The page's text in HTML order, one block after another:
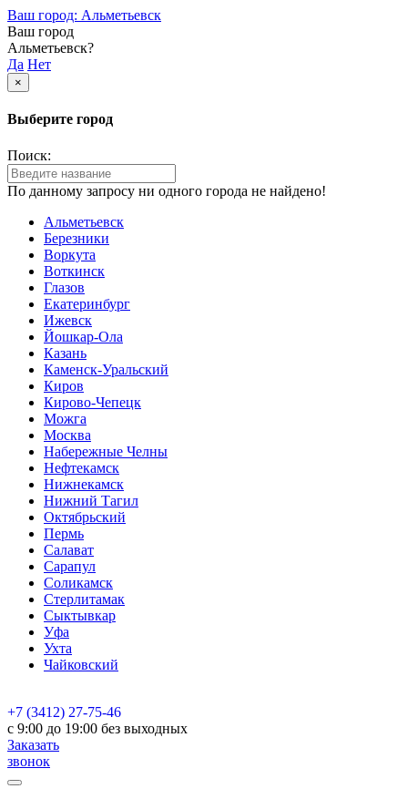
Ваш город: Альметьевск
Ваш город
Альметьевск?
Да Нет
×
Выберите город
Поиск:
По данному запросу ни одного города не найдено!
Альметьевск
Березники
Воркута
Воткинск
Глазов
Екатеринбург
Ижевск
Йошкар-Ола
Казань
Каменск-Уральский
Киров
Кирово-Чепецк
Можга
Москва
Набережные Челны
Нефтекамск
Нижнекамск
Нижний Тагил
Октябрьский
Пермь
Салават
Сарапул
Соликамск
Стерлитамак
Сыктывкар
Уфа
Ухта
Чайковский
+7 (3412) 27-75-46
c 9:00 до 19:00 без выходных
Заказать
звонок